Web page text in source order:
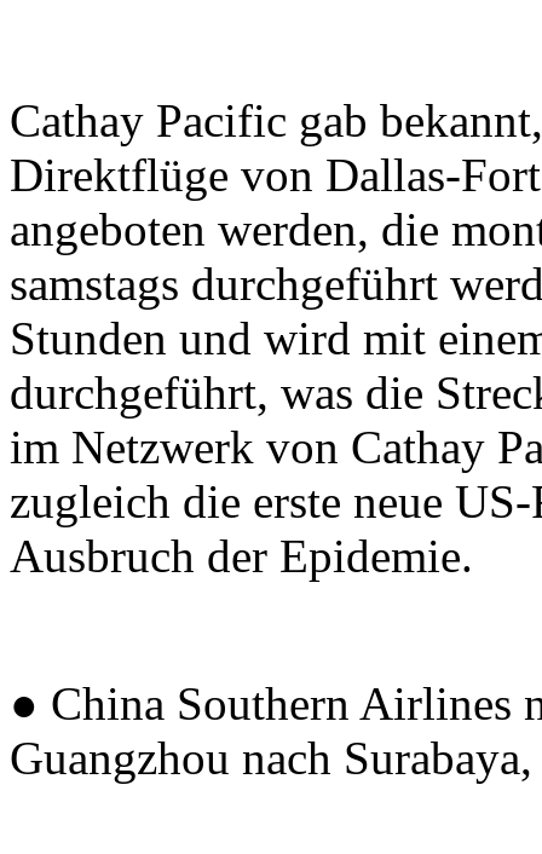
Cathay Pacific gab
Direktflüge von Dallas-
angeboten werden, die
samstags durchgeführt
Stunden und wird mit
durchgeführt, was die
im Netzwerk von Cathay
zugleich die erste neue
Ausbruch der Epidemie.
● China Southern Airlines
Guangzhou nach